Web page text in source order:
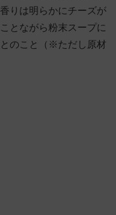
りは明らかにチーズが
とながら粉末スープに
のこと（※ただし原材